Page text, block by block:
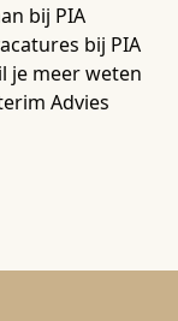
bij PIA
bij PIA
je meer weten
Advies